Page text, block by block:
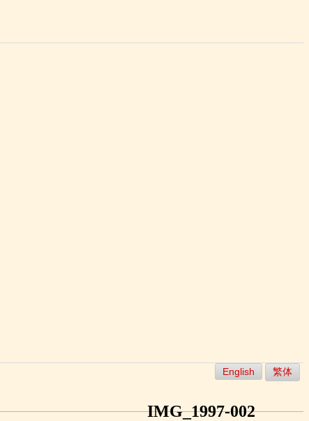
English 繁体
IMG_1997-002